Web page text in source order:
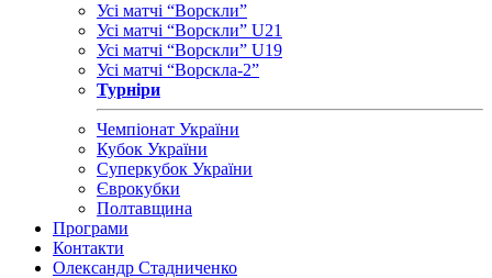
Усі матчі “Ворскли”
Усі матчі “Ворскли” U21
Усі матчі “Ворскли” U19
Усі матчі “Ворскла-2”
Турніри
Чемпіонат України
Кубок України
Суперкубок України
Єврокубки
Полтавщина
Програми
Контакти
Олександр Стадниченко